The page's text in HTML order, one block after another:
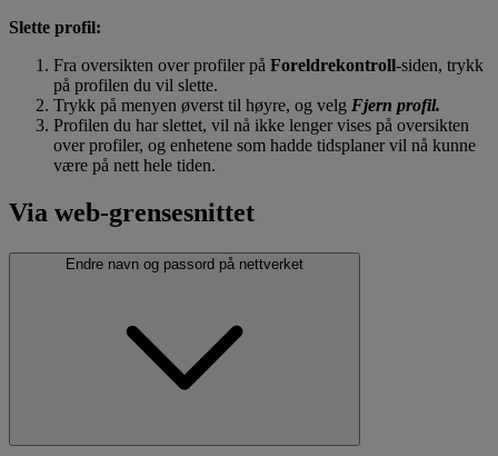
Slette profil:
Fra oversikten over profiler på Foreldrekontroll-siden, trykk
på profilen du vil slette.
Trykk på menyen øverst til høyre, og velg Fjern profil.
Profilen du har slettet, vil nå ikke lenger vises på oversikten
over profiler, og enhetene som hadde tidsplaner vil nå kunne
være på nett hele tiden.
Via web-grensesnittet
Endre navn og passord på nettverket